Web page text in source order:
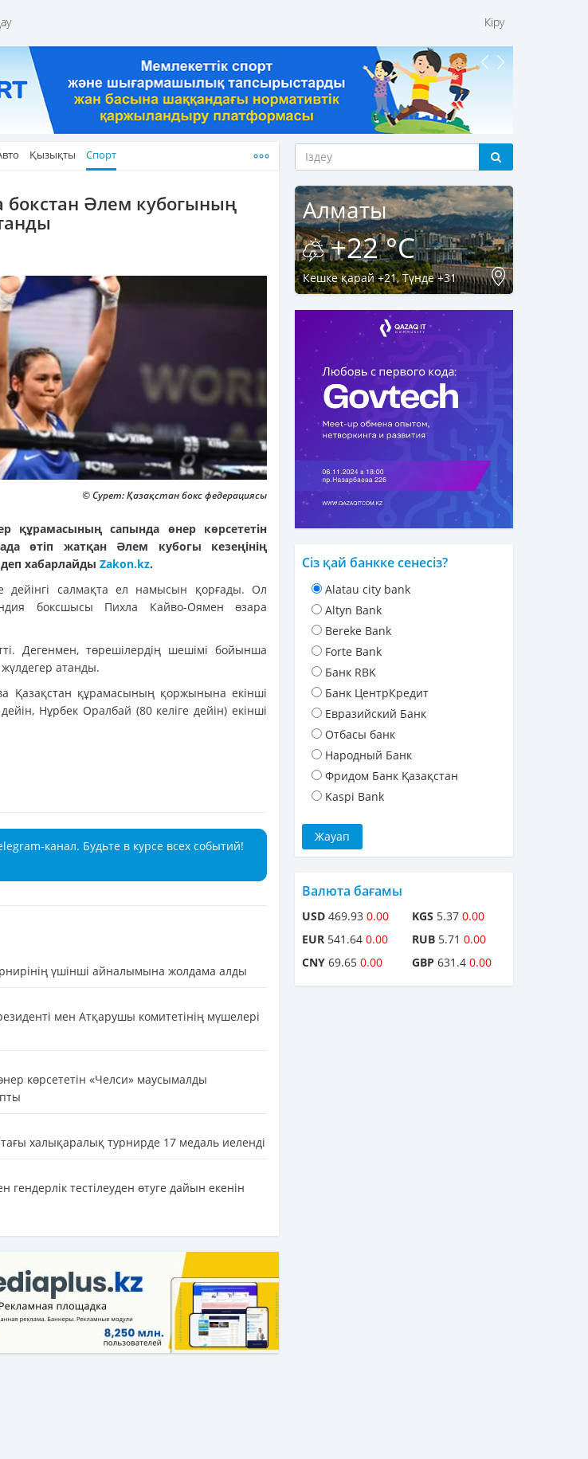
Кіру
Қызықты Спорт
бокстан Әлем кубогының
© Сурет: Қазақстан бокс федерациясы
құрамасының сапында өнер көрсететін
өтіп жатқан Әлем кубогы кезеңінің
хабарлайды Zakon.kz.
дейінгі салмақта ел намысын қорғады. Ол
боксшысы Пихла Кайво-Оямен өзара
Дегенмен, төрешілердің шешімі бойынша
атанды.
Қазақстан құрамасының қоржынына екінші
Нұрбек Оралбай (80 келіге дейін) екінші
канал. Будьте в курсе всех событий!
үшінші айналымына жолдама алды
мен Атқарушы комитетінің мүшелері
көрсететін «Челси» маусымалды
халықаралық турнирде 17 медаль иеленді
гендерлік тестілеуден өтуге дайын екенін
Алматы
+22 °C
Кешке қарай +21, Түнде +31
Сіз қай банкке сенесіз?
Alatau city bank
Altyn Bank
Bereke Bank
Forte Bank
Банк RBK
Банк ЦентрКредит
Евразийский Банк
Отбасы банк
Народный Банк
Фридом Банк Қазақстан
Kaspi Bank
Валюта бағамы
USD 469.93 0.00
EUR 541.64 0.00
CNY 69.65 0.00
KGS 5.37 0.00
RUB 5.71 0.00
GBP 631.4 0.00